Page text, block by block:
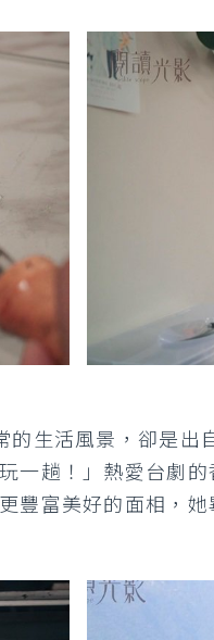
生活風景，卻是出
一趟！」熱愛台劇
豐富美好的面相，